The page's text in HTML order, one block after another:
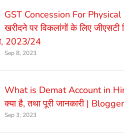
GST Concession For
खरीदने पर विकलांगों के लिए जीएसटी
2023/24
Sep 8, 2023
What is Demat Account in
क्या है, तथा पूरी जानकारी |
Sep 3, 2023